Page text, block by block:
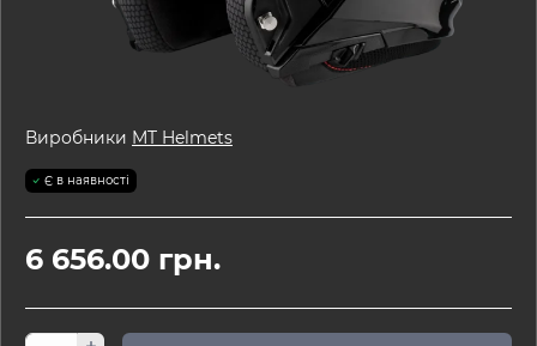
Виробники MT Helmets
Є в наявності
6 656.00 грн.